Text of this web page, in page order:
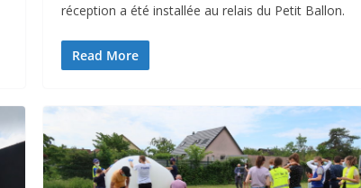
réception a été installée au relais du Petit Ballon.
Read More